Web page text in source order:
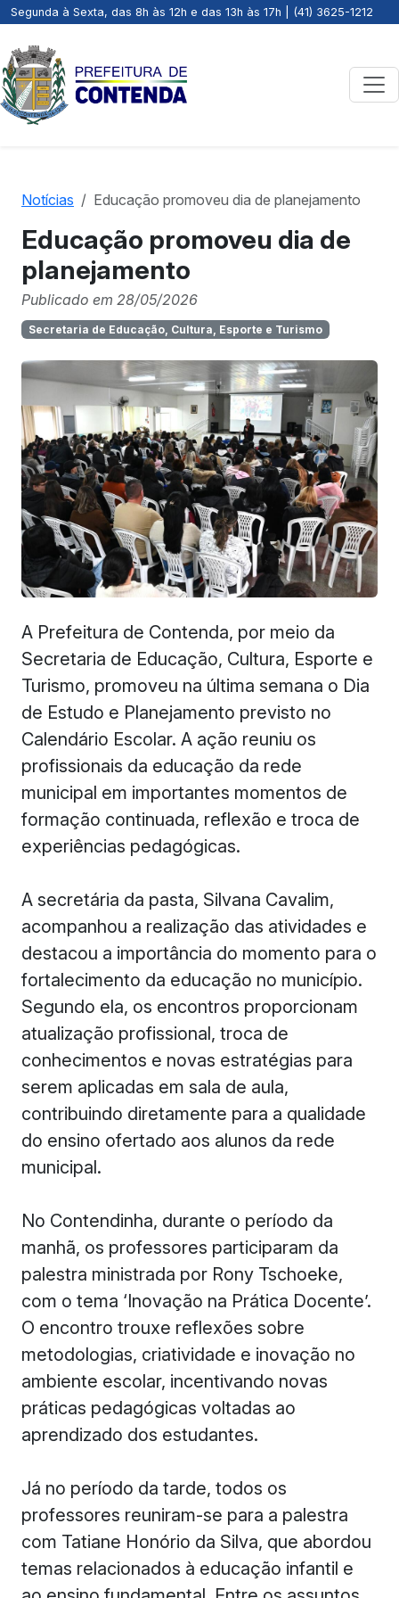
Segunda à Sexta, das 8h às 12h e das 13h às 17h | (41) 3625-1212
Notícias Educação promoveu dia de planejamento
Educação promoveu dia de
planejamento
Publicado em 28/05/2026
Secretaria de Educação, Cultura, Esporte e Turismo
A Prefeitura de Contenda, por meio da
Secretaria de Educação, Cultura, Esporte e
Turismo, promoveu na última semana o Dia
de Estudo e Planejamento previsto no
Calendário Escolar. A ação reuniu os
profissionais da educação da rede
municipal em importantes momentos de
formação continuada, reflexão e troca de
experiências pedagógicas.
A secretária da pasta, Silvana Cavalim,
acompanhou a realização das atividades e
destacou a importância do momento para o
fortalecimento da educação no município.
Segundo ela, os encontros proporcionam
atualização profissional, troca de
conhecimentos e novas estratégias para
serem aplicadas em sala de aula,
contribuindo diretamente para a qualidade
do ensino ofertado aos alunos da rede
municipal.
No Contendinha, durante o período da
manhã, os professores participaram da
palestra ministrada por Rony Tschoeke,
com o tema ‘Inovação na Prática Docente’.
O encontro trouxe reflexões sobre
metodologias, criatividade e inovação no
ambiente escolar, incentivando novas
práticas pedagógicas voltadas ao
aprendizado dos estudantes.
Já no período da tarde, todos os
professores reuniram-se para a palestra
com Tatiane Honório da Silva, que abordou
temas relacionados à educação infantil e